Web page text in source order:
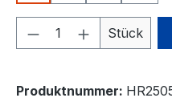
Produkt Stück
Produktnummer: